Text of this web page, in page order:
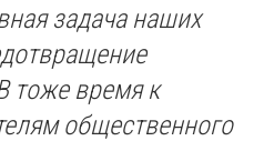
задача наших
тоже время к
общественного